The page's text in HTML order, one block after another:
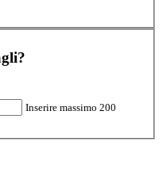
Inserire massimo 200